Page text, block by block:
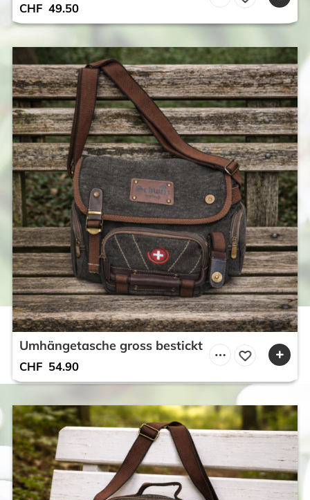
CHF 49.50
Umhängetasche gross bestickt
CHF 54.90